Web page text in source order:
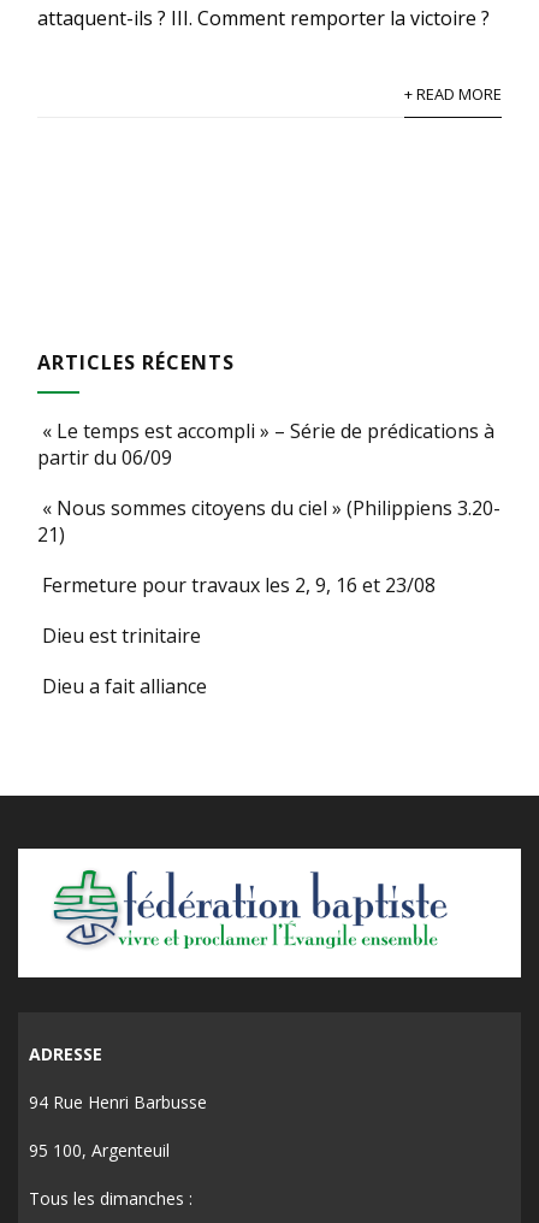
attaquent-ils ? III. Comment remporter la victoire ?
+ READ MORE
ARTICLES RÉCENTS
« Le temps est accompli » – Série de prédications à
partir du 06/09
« Nous sommes citoyens du ciel » (Philippiens 3.20-
21)
Fermeture pour travaux les 2, 9, 16 et 23/08
Dieu est trinitaire
Dieu a fait alliance
ADRESSE
94 Rue Henri Barbusse
95 100, Argenteuil
Tous les dimanches :